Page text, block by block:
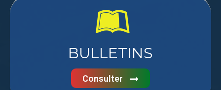
BULLETINS
Consulter